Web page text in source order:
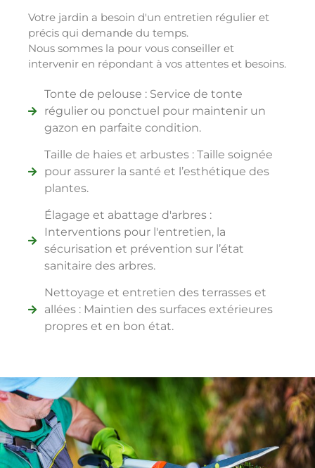
Votre jardin a besoin d'un entretien régulier et
précis qui demande du temps.
Nous sommes la pour vous conseiller et
intervenir en répondant à vos attentes et besoins.
Tonte de pelouse : Service de tonte
régulier ou ponctuel pour maintenir un
gazon en parfaite condition.
Taille de haies et arbustes : Taille soignée
pour assurer la santé et l’esthétique des
plantes.
Élagage et abattage d'arbres :
Interventions pour l'entretien, la
sécurisation et prévention sur l’état
sanitaire des arbres.
Nettoyage et entretien des terrasses et
allées : Maintien des surfaces extérieures
propres et en bon état.